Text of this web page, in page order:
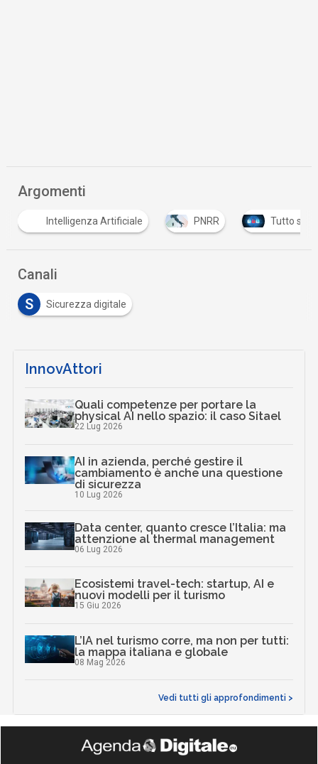
Argomenti
Intelligenza Artificiale PNRR Tutto su
Canali
S
Sicurezza digitale
InnovAttori
Quali competenze per portare la
physical AI nello spazio: il caso Sitael
22 Lug 2026
AI in azienda, perché gestire il
cambiamento è anche una questione
di sicurezza
10 Lug 2026
Data center, quanto cresce l’Italia: ma
attenzione al thermal management
06 Lug 2026
Ecosistemi travel-tech: startup, AI e
nuovi modelli per il turismo
15 Giu 2026
L’IA nel turismo corre, ma non per tutti:
la mappa italiana e globale
08 Mag 2026
Vedi tutti gli approfondimenti >